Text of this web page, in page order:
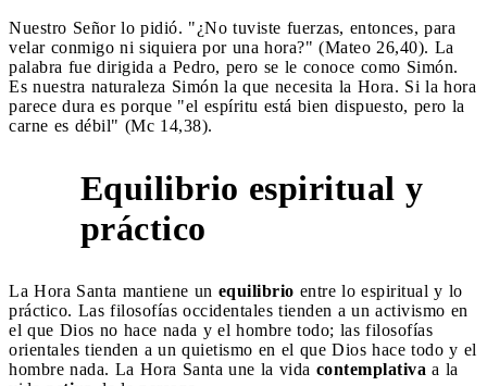
Nuestro Señor lo pidió. "¿No tuviste fuerzas, entonces, para
velar conmigo ni siquiera por una hora?" (Mateo 26,40). La
palabra fue dirigida a Pedro, pero se le conoce como Simón.
Es nuestra naturaleza Simón la que necesita la Hora. Si la hora
parece dura es porque "el espíritu está bien dispuesto, pero la
carne es débil" (Mc 14,38).
Equilibrio espiritual y
práctico
La Hora Santa mantiene un equilibrio entre lo espiritual y lo
práctico. Las filosofías occidentales tienden a un activismo en
el que Dios no hace nada y el hombre todo; las filosofías
orientales tienden a un quietismo en el que Dios hace todo y el
hombre nada. La Hora Santa une la vida contemplativa a la